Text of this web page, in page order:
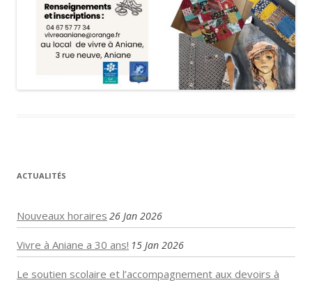
ACTUALITÉS
Nouveaux horaires 26 Jan 2026
Vivre à Aniane a 30 ans! 15 Jan 2026
Le soutien scolaire et l’accompagnement aux devoirs à